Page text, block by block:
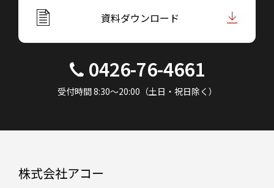
資料ダウンロード
0426-76-4661
受付時間 8:30～20:00（土日・祝日除く）
株式会社アコー